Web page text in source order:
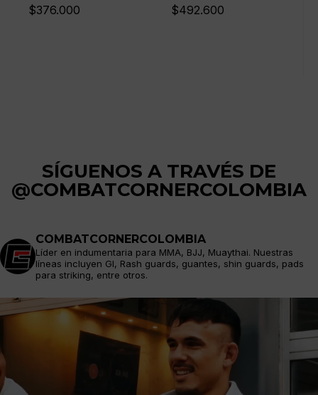
$376.000
$492.600
SÍGUENOS A TRAVÉS DE
@COMBATCORNERCOLOMBIA
COMBATCORNERCOLOMBIA
Líder en indumentaria para MMA, BJJ, Muaythai. Nuestras
líneas incluyen GI, Rash guards, guantes, shin guards, pads
para striking, entre otros.